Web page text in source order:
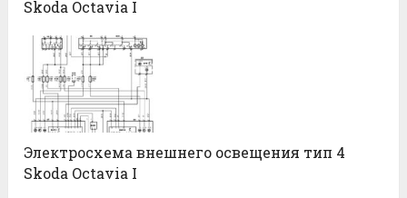
Skoda Octavia I
Электросхема внешнего освещения тип 4
Skoda Octavia I